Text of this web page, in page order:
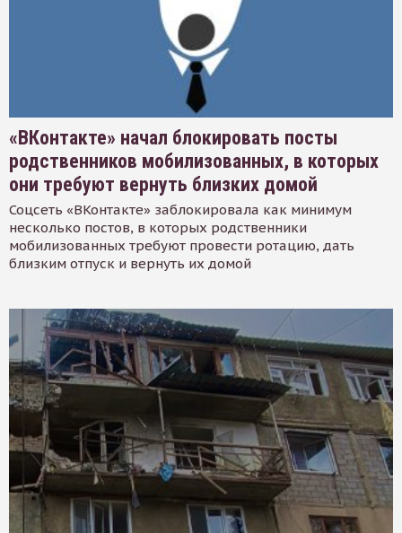
«ВКонтакте» начал блокировать посты
родственников мобилизованных, в которых
они требуют вернуть близких домой
Соцсеть «ВКонтакте» заблокировала как минимум
несколько постов, в которых родственники
мобилизованных требуют провести ротацию, дать
близким отпуск и вернуть их домой